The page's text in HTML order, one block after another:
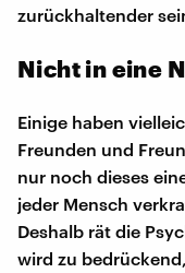
zurückhaltender
Nicht in eine
Einige haben
Freunden und
nur noch dieses
jeder Mensch
Deshalb rät die
wird zu